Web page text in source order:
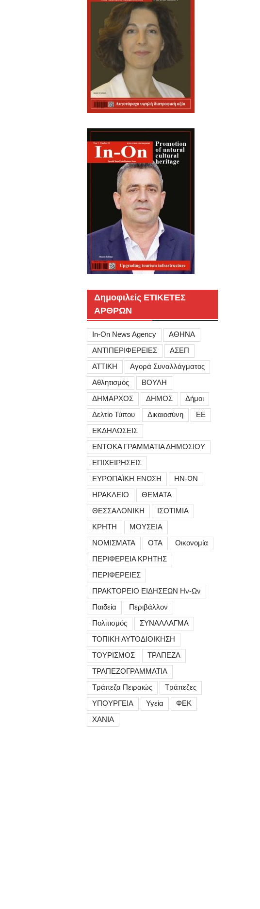
Δημοφιλείς ΕΤΙΚΕΤΕΣ
ΑΡΘΡΩΝ
In-On News Agency
ΑΘΗΝΑ
ΑΝΤΙΠΕΡΙΦΕΡΕΙΕΣ
ΑΣΕΠ
ΑΤΤΙΚΗ
Αγορά Συναλλάγματος
Αθλητισμός
ΒΟΥΛΗ
ΔΗΜΑΡΧΟΣ
ΔΗΜΟΣ
Δήμοι
Δελτίο Τύπου
Δικαιοσύνη
ΕΕ
ΕΚΔΗΛΩΣΕΙΣ
ΕΝΤΟΚΑ ΓΡΑΜΜΑΤΙΑ ΔΗΜΟΣΙΟΥ
ΕΠΙΧΕΙΡΗΣΕΙΣ
ΕΥΡΩΠΑΪΚΗ ΕΝΩΣΗ
ΗΝ-ΩΝ
ΗΡΑΚΛΕΙΟ
ΘΕΜΑΤΑ
ΘΕΣΣΑΛΟΝΙΚΗ
ΙΣΟΤΙΜΙΑ
ΚΡΗΤΗ
ΜΟΥΣΕΙΑ
ΝΟΜΙΣΜΑΤΑ
ΟΤΑ
Οικονομία
ΠΕΡΙΦΕΡΕΙΑ ΚΡΗΤΗΣ
ΠΕΡΙΦΕΡΕΙΕΣ
ΠΡΑΚΤΟΡΕΙΟ ΕΙΔΗΣΕΩΝ Ην-Ων
Παιδεία
Περιβάλλον
Πολιτισμός
ΣΥΝΑΛΛΑΓΜΑ
ΤΟΠΙΚΗ ΑΥΤΟΔΙΟΙΚΗΣΗ
ΤΟΥΡΙΣΜΟΣ
ΤΡΑΠΕΖΑ
ΤΡΑΠΕΖΟΓΡΑΜΜΑΤΙΑ
Τράπεζα Πειραιώς
Τράπεζες
ΥΠΟΥΡΓΕΙΑ
Υγεία
ΦΕΚ
ΧΑΝΙΑ